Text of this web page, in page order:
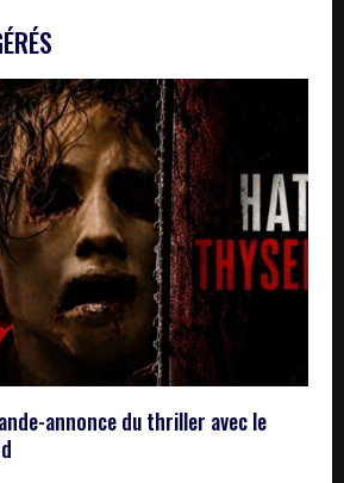
annonce du thriller avec le